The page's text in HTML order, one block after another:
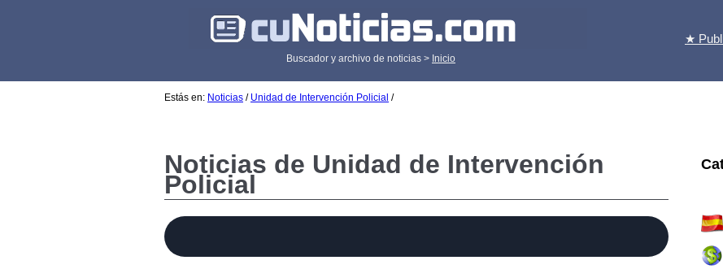
Buscador y archivo de noticias > Inicio
★
Estás en: Noticias / Unidad de Intervención Policial /
Noticias de Unidad de Intervención
Policial